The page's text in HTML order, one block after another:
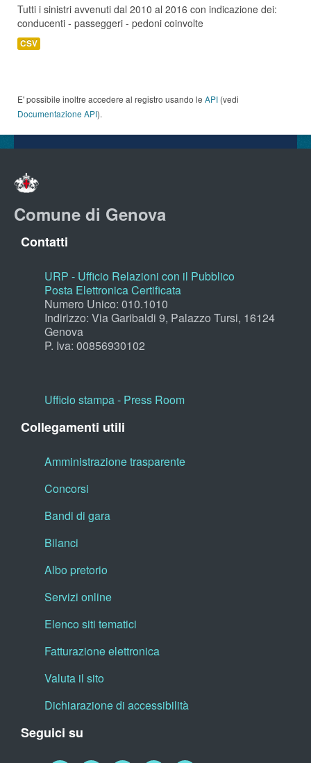
Tutti i sinistri avvenuti dal 2010 al 2016 con indicazione dei:
conducenti - passeggeri - pedoni coinvolte
CSV
E' possibile inoltre accedere al registro usando le API (vedi
Documentazione API).
Comune di Genova
Contatti
URP - Ufficio Relazioni con il Pubblico
Posta Elettronica Certificata
Numero Unico: 010.1010
Indirizzo: Via Garibaldi 9, Palazzo Tursi, 16124
Genova
P. Iva: 00856930102
Ufficio stampa - Press Room
Collegamenti utili
Amministrazione trasparente
Concorsi
Bandi di gara
Bilanci
Albo pretorio
Servizi online
Elenco siti tematici
Fatturazione elettronica
Valuta il sito
Dichiarazione di accessibilità
Seguici su